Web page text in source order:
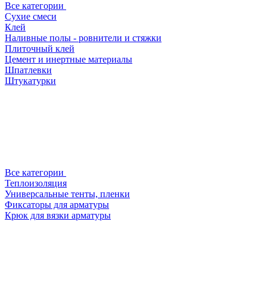
Все категории
Сухие смеси
Клей
Наливные полы - ровнители и стяжки
Плиточный клей
Цемент и инертные материалы
Шпатлевки
Штукатурки
Все категории
Теплоизоляция
Универсальные тенты, пленки
Фиксаторы для арматуры
Крюк для вязки арматуры